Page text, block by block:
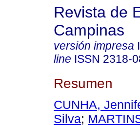
Revista de
Campinas
versión impresa
line ISSN 2318-
Resumen
CUNHA,
Silva;